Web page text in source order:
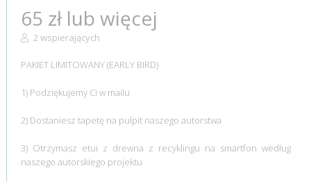
65 zł lub więcej
2 wspierających
PAKIET LIMITOWANY (EARLY BIRD)
1) Podziękujemy Ci w mailu
2) Dostaniesz tapetę na pulpit naszego autorstwa
3) Otrzymasz etui z drewna z recyklingu na smartfon według
naszego autorskiego projektu